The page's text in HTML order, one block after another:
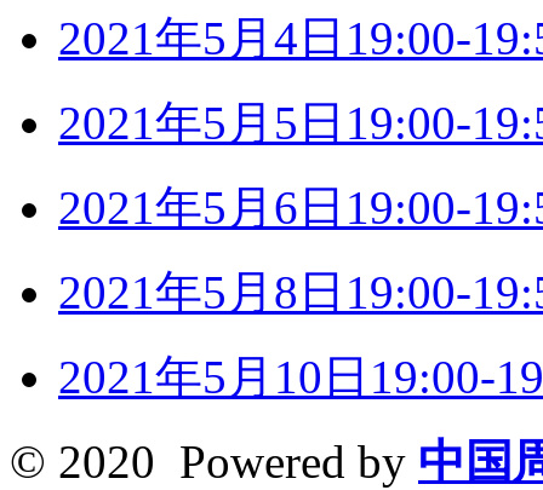
2021年5月4日19:00-
2021年5月5日19:00-
2021年5月6日19:00-
2021年5月8日19:00-
2021年5月10日19:00-
© 2020 Powered by 中国